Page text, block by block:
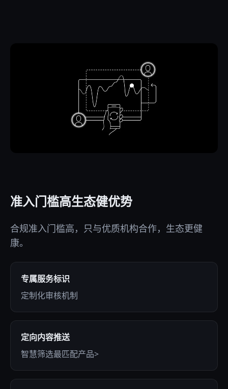
准入门槛高生态健优势
合规准入门槛高，只与优质机构合作，生态更健
康。
专属服务标识
定制化审核机制
定向内容推送
智慧筛选最匹配产品>